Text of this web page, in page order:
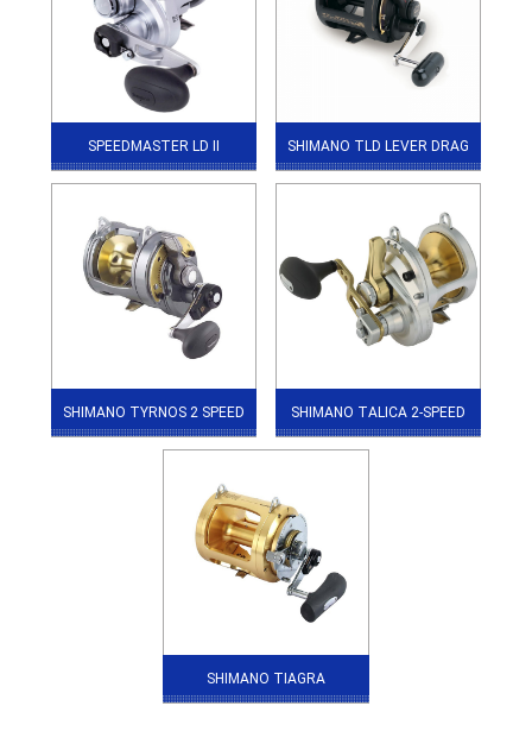
SPEEDMASTER LD II SHIMANO TLD LEVER DRAG
SHIMANO TYRNOS 2 SPEED SHIMANO TALICA 2-SPEED
SHIMANO TIAGRA